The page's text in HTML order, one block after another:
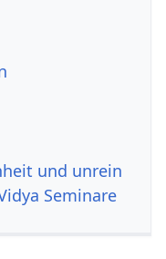
und unrein
Seminare